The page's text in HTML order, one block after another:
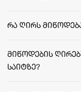
რეგიონები:
რა ღირს
მიწოდების
საიტზე?